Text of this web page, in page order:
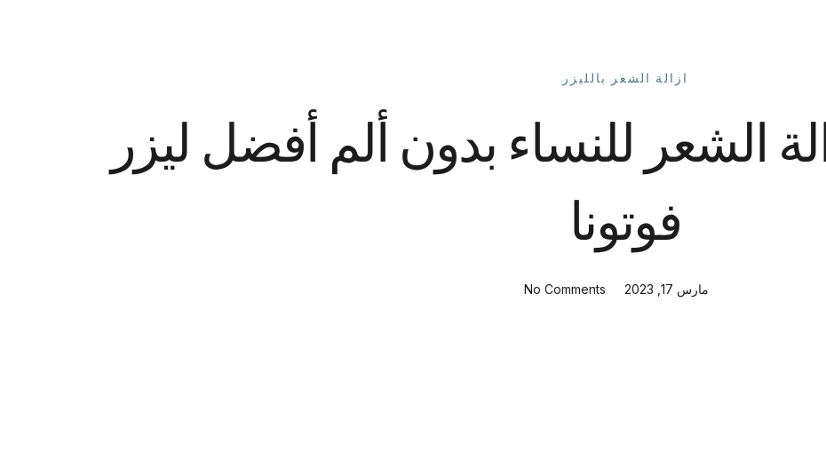
ازالة الشعر بالليزر
الشعر للنساء بدون ألم أفضل ليزر
فوتونا
مارس 17, 2023 No Comments